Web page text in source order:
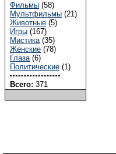
Фильмы (58)
Мультфильмы (21)
Животные (5)
Игры (167)
Мистика(35)
Женские (78)
Глаза(6)
Политические (1)
Всего: 371